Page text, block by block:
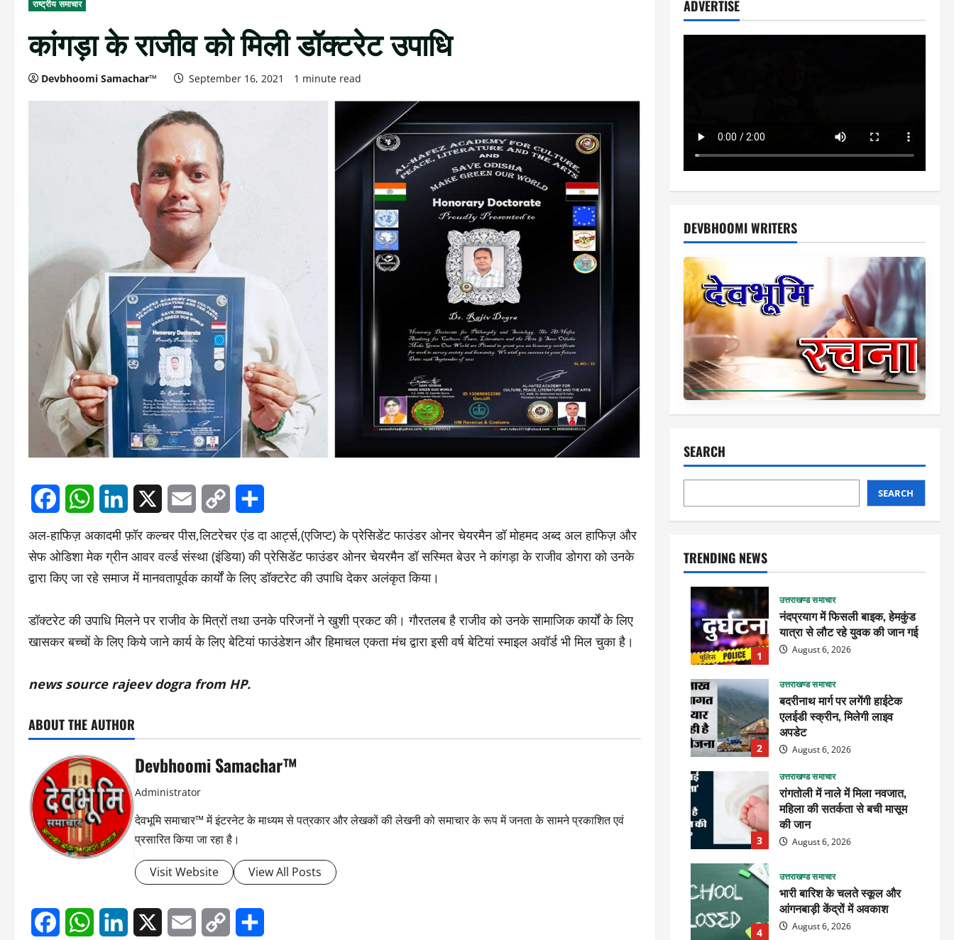
राष्ट्रीय समाचार
कांगड़ा के राजीव को मिली डॉक्टरेट उपाधि
Devbhoomi Samachar™ September 16, 2021 1 minute read
FacebookWhatsAppLinkedIn
X Email
Copy
Link
Share
अल-हाफिज़ अकादमी फ़ॉर कल्चर पीस,लिटरेचर एंड दा आर्ट्स,(एजिप्ट) के प्रेसिडेंट फाउंडर ओनर चेयरमैन डॉ मोहमद अब्द अल हाफिज़ और
सेफ ओडिशा मेक ग्रीन आवर वर्ल्ड संस्था (इंडिया) की प्रेसिडेंट फाउंडर ओनर चेयरमैन डॉ सस्मित बेउर ने कांगड़ा के राजीव डोगरा को उनके
द्वारा किए जा रहे समाज में मानवतापूर्वक कार्यों के लिए डॉक्टरेट की उपाधि देकर अलंकृत किया।
डॉक्टरेट की उपाधि मिलने पर राजीव के मित्रों तथा उनके परिजनों ने खुशी प्रकट की। गौरतलब है राजीव को उनके सामाजिक कार्यों के लिए
खासकर बच्चों के लिए किये जाने कार्य के लिए बेटियां फाउंडेशन और हिमाचल एकता मंच द्वारा इसी वर्ष बेटियां स्माइल अवॉर्ड भी मिल चुका है।
news source rajeev dogra from HP.
ABOUT THE AUTHOR
Devbhoomi Samachar™
Administrator
देवभूमि समाचार™ में इंटरनेट के माध्यम से पत्रकार और लेखकों की लेखनी को समाचार के रूप में जनता के सामने प्रकाशित एवं
प्रसारित किया जा रहा है।
Visit Website View All Posts
ADVERTISE
DEVBHOOMI WRITERS
SEARCH
SEARCH
TRENDING NEWS
1
उत्तराखण्ड समाचार
नंदप्रयाग में फिसली बाइक, हेमकुंड
यात्रा से लौट रहे युवक की जान गई
August 6, 2026
2
उत्तराखण्ड समाचार
बदरीनाथ मार्ग पर लगेंगी हाईटेक
एलईडी स्क्रीन, मिलेगी लाइव
अपडेट
August 6, 2026
3
उत्तराखण्ड समाचार
रांगतोली में नाले में मिला नवजात,
महिला की सतर्कता से बची मासूम
की जान
August 6, 2026
4
उत्तराखण्ड समाचार
भारी बारिश के चलते स्कूल और
आंगनबाड़ी केंद्रों में अवकाश
August 6, 2026